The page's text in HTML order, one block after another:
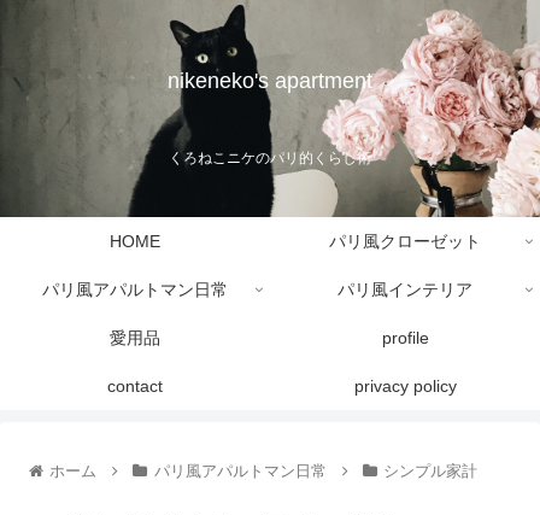
nikeneko's apartment
くろねこニケのパリ的くらし術
HOME パリ風クローゼット
パリ風アパルトマン日常 パリ風インテリア
愛用品 profile
contact privacy policy
ホーム パリ風アパルトマン日常 シンプル家計